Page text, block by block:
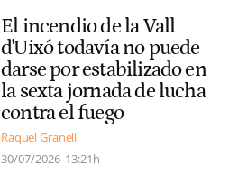
El incendio de la Vall
d'Uixó todavía no puede
darse por estabilizado en
la sexta jornada de lucha
contra el fuego
Raquel Granell
30/07/2026 13:21h